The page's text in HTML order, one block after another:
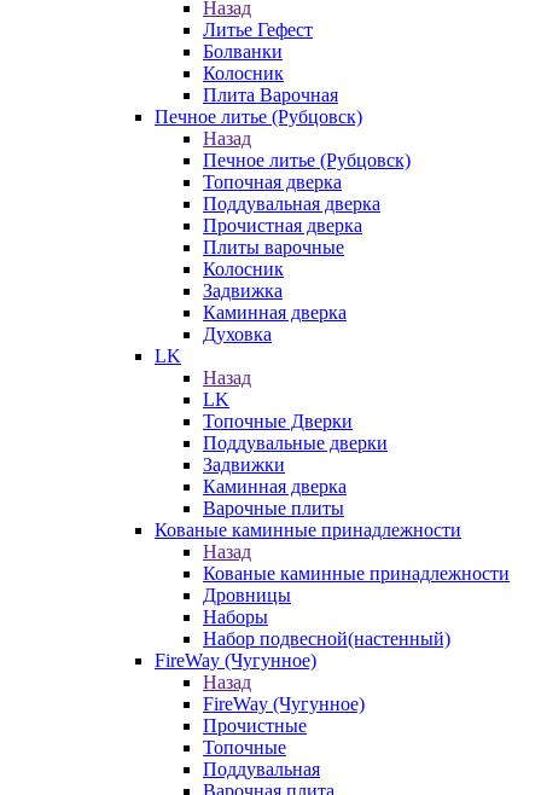
Назад
Литье Гефест
Болванки
Колосник
Плита Варочная
Печное литье (Рубцовск)
Назад
Печное литье (Рубцовск)
Топочная дверка
Поддувальная дверка
Прочистная дверка
Плиты варочные
Колосник
Задвижка
Каминная дверка
Духовка
LK
Назад
LK
Топочные Дверки
Поддувальные дверки
Задвижки
Каминная дверка
Варочные плиты
Кованые каминные принадлежности
Назад
Кованые каминные принадлежности
Дровницы
Наборы
Набор подвесной(настенный)
FireWay (Чугунное)
Назад
FireWay (Чугунное)
Прочистные
Топочные
Поддувальная
Варочная плита